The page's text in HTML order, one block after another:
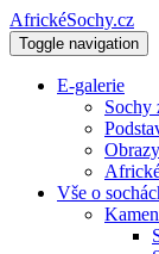
AfrickéSochy.cz
Toggle navigation
E-galerie
Sochy
Vše o